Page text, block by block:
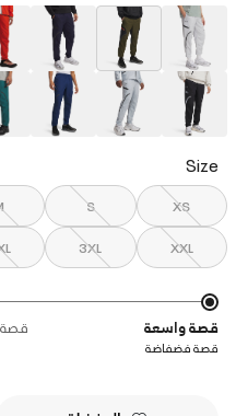
selected
Size
XS
S
XXL
3XL
قصة واسعة
قصة فضفاضة